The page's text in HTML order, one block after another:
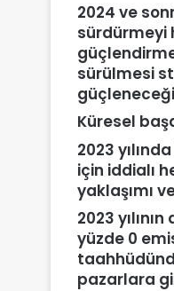
2024 ve
sürdürmeyi
sürülmesi
Küresel
2023
için iddialı
yaklaşımı
2023
yüzde 0
pazarlara